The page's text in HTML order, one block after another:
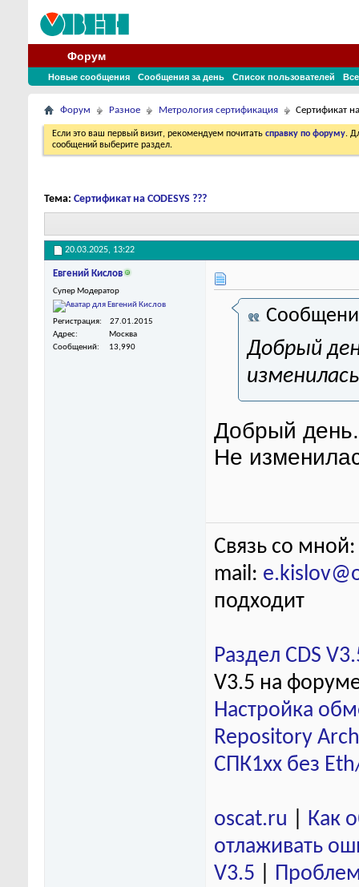
Форум
Новые сообщения Сообщения за день Список пользователей
Форум Разное Метрология сертификация Сертификат на
Если это ваш первый визит, рекомендуем почитать справку по форуму.
сообщений выберите раздел.
Тема: Сертификат на CODESYS ???
20.03.2025, 13:22
Евгений Кислов
Супер Модератор
Регистрация
27.01.2015
Адрес
Москва
Сообщений
13,990
Добрый
Добрый день.
Не
Связь со
mail:
подходит
Раздел CDS
V3.5 на
Настройка
Repository
СПК1хх без
oscat.ru
Как
отлаживать
V3.5